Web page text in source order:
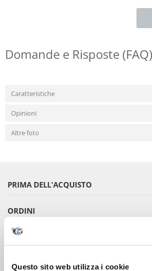
Questo sito web utilizza i cookie
Domande e Risposte (FAQ)
Caratteristiche
Opinioni
Altre foto
PRIMA DELL'ACQUISTO
ORDINI
DOPO L'ACQUISTO
VIENI A CONOSCERCI